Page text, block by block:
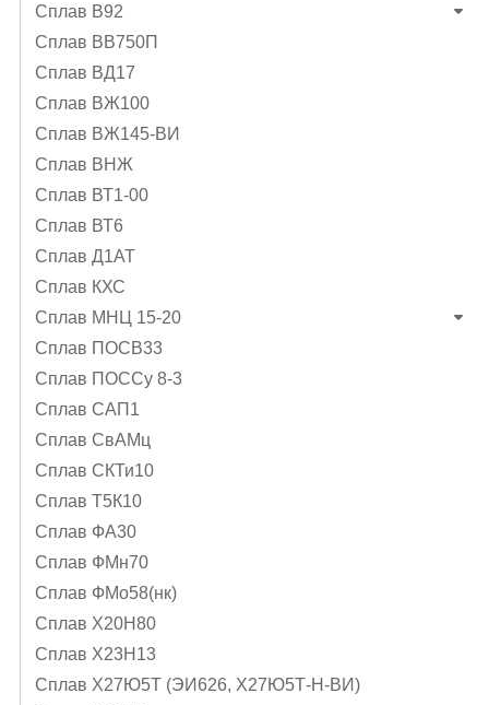
Сплав В92
Сплав ВВ750П
Сплав ВД17
Сплав ВЖ100
Сплав ВЖ145-ВИ
Сплав ВНЖ
Сплав ВТ1-00
Сплав ВТ6
Сплав Д1АТ
Сплав КХС
Сплав МНЦ 15-20
Сплав ПОСВ33
Сплав ПОССу 8-3
Сплав САП1
Сплав СвАМц
Сплав СКТи10
Сплав Т5К10
Сплав ФА30
Сплав ФМн70
Сплав ФМо58(нк)
Сплав Х20Н80
Сплав Х23Н13
Сплав Х27Ю5Т (ЭИ626, Х27Ю5Т-Н-ВИ)